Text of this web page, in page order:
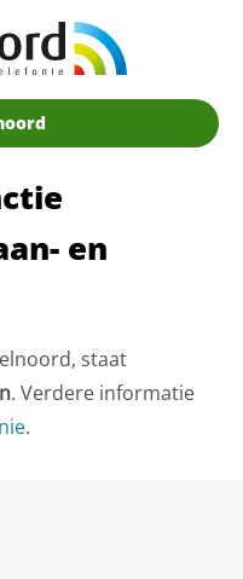
en
staat
. Verdere informatie
.